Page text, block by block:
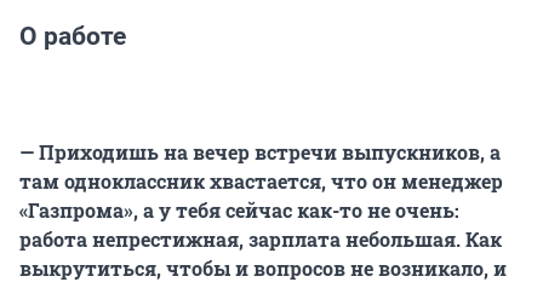
О работе
— Приходишь на вечер встречи выпускников, а
там одноклассник хвастается, что он менеджер
«Газпрома», а у тебя сейчас как-то не очень:
работа непрестижная, зарплата небольшая. Как
выкрутиться, чтобы и вопросов не возникало, и